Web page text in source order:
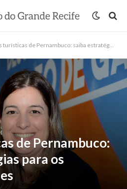
de Pernambuco: saiba estratégias para os próximos meses
de Pernambuco:
para os